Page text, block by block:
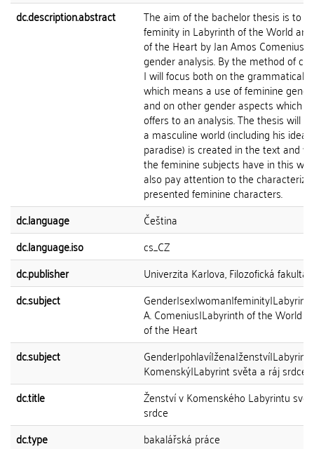
dc.description.abstract
The aim of the bachelor thesis is to
feminity in Labyrinth of the World
of the Heart by Jan Amos Comenius
gender analysis. By the method of
I will focus both on the grammatical
which means a use of feminine
and on other gender aspects which
offers to an analysis. The thesis will
a masculine world (including his ideal
paradise) is created in the text and
the feminine subjects have in this
also pay attention to the
presented feminine characters.
dc.language
Čeština
dc.language.iso
cs_CZ
dc.publisher
Univerzita Karlova, Filozofická fakulta
dc.subject
A. Comenius|Labyrinth of the World
of the Heart
dc.subject
Komenský|Labyrint světa a ráj srdce
dc.title
Ženství v Komenského Labyrintu
srdce
dc.type
bakalářská práce